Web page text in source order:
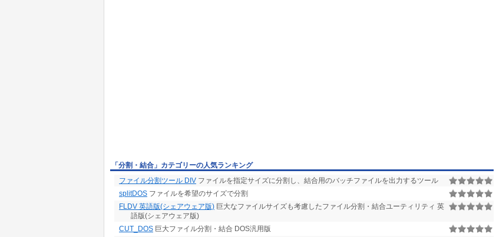
「分割・結合」カテゴリーの人気ランキング
ファイル分割ツール DIV ファイルを指定サイズに分割し、結合用のバッチファイルを出力するツール
splitDOS ファイルを希望のサイズで分割
FLDV 英語版(シェアウェア版) 巨大なファイルサイズも考慮したファイル分割・結合ユーティリティ 英
語版(シェアウェア版)
CUT_DOS 巨大ファイル分割・結合 DOS汎用版